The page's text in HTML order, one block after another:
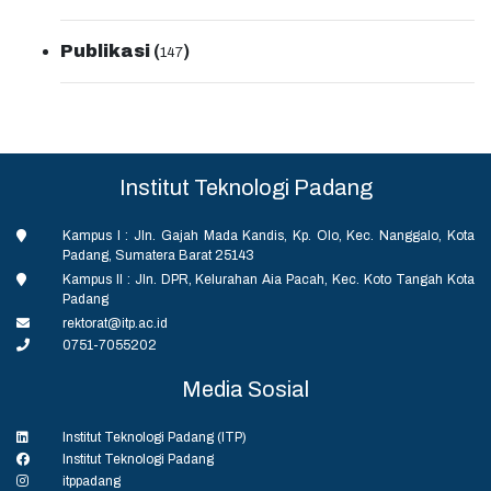
Publikasi (147)
Institut Teknologi Padang
Kampus I : Jln. Gajah Mada Kandis, Kp. Olo, Kec. Nanggalo, Kota
Padang, Sumatera Barat 25143
Kampus II : Jln. DPR, Kelurahan Aia Pacah, Kec. Koto Tangah Kota
Padang
rektorat@itp.ac.id
0751-7055202
Media Sosial
Institut Teknologi Padang (ITP)
Institut Teknologi Padang
itppadang